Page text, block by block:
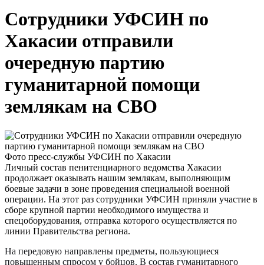
Сотрудники УФСИН по
Хакасии отправили
очередную партию
гуманитарной помощи
землякам на СВО
Фото пресс-службы УФСИН по Хакасии
Личный состав пенитенциарного ведомства Хакасии
продолжает оказывать нашим землякам, выполняющим
боевые задачи в зоне проведения специальной военной
операции. На этот раз сотрудники УФСИН приняли участие в
сборе крупной партии необходимого имущества и
спецоборудования, отправка которого осуществляется по
линии Правительства региона.
На передовую направлены предметы, пользующиеся
повышенным спросом у бойцов. В состав гуманитарного